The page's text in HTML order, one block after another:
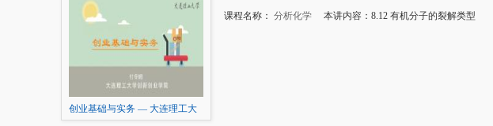
创业基础与实务 — 大连理工大
课程名称： 分析化学 本讲内容：8.12 有机分子的裂解类型